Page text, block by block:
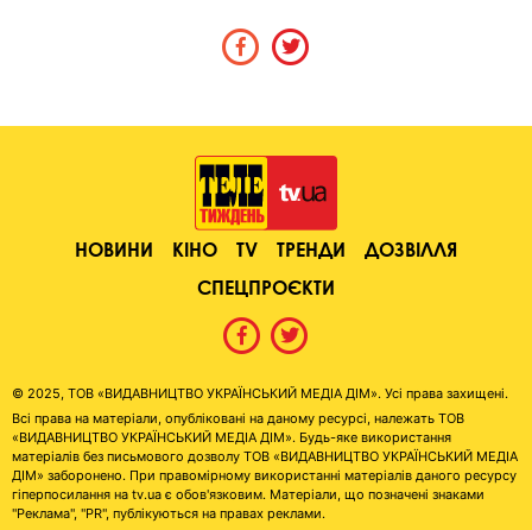
НОВИНИ КІНО TV ТРЕНДИ
ДОЗВІЛЛЯ
СПЕЦПРОЄКТИ
© 2025, ТОВ «ВИДАВНИЦТВО УКРАЇНСЬКИЙ МЕДІА ДІМ». Усі права захищені.
Всі права на матеріали, опубліковані на даному ресурсі, належать ТОВ
«ВИДАВНИЦТВО УКРАЇНСЬКИЙ МЕДІА ДІМ». Будь-яке використання
матеріалів без письмового дозволу ТОВ «ВИДАВНИЦТВО УКРАЇНСЬКИЙ МЕДІА
ДІМ» заборонено. При правомірному використанні матеріалів даного ресурсу
гіперпосилання на tv.ua є обов'язковим. Матеріали, що позначені знаками
"Реклама", "PR", публікуються на правах реклами.